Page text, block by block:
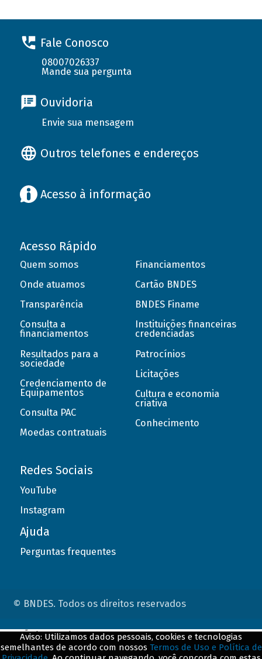
Fale Conosco
08007026337
Mande sua pergunta
Ouvidoria
Envie sua mensagem
Outros telefones e endereços
Acesso à informação
Acesso Rápido
Quem somos
Onde atuamos
Transparência
Consulta a
financiamentos
Resultados para a
sociedade
Credenciamento de
Equipamentos
Consulta PAC
Moedas contratuais
Financiamentos
Cartão BNDES
BNDES Finame
Instituições financeiras
credenciadas
Patrocínios
Licitações
Cultura e economia
criativa
Conhecimento
Redes Sociais
YouTube
Instagram
Ajuda
Perguntas frequentes
© BNDES. Todos os direitos reservados
Aviso: Utilizamos dados pessoais, cookies e tecnologias
semelhantes de acordo com nossos Termos de Uso e Política de
ConteÃºdo complementar
${title}${badge}